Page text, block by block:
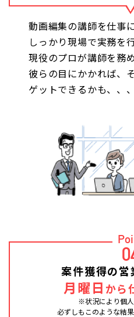
動画編集の講師を仕事
しっかり現場で実務を
現役のプロが講師を務め
彼らの目にかかれば、
ゲットできるかも、、
案件獲得の営
月曜日 から
※状況により個人
必ずしもこのような結